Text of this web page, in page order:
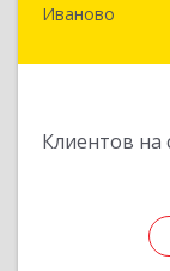
Иваново
Клиентов
153000,